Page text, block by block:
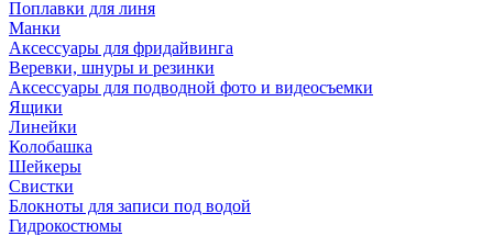
Поплавки для линя
Манки
Аксессуары для фридайвинга
Веревки, шнуры и резинки
Аксессуары для подводной фото и видеосъемки
Ящики
Линейки
Колобашка
Шейкеры
Свистки
Блокноты для записи под водой
Гидрокостюмы